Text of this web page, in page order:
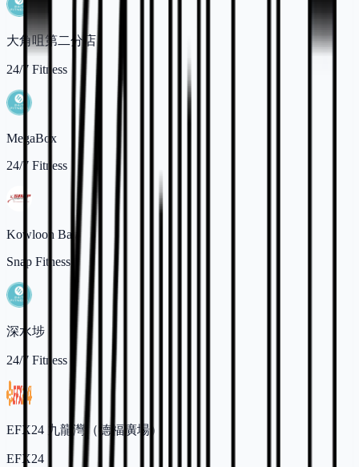
大角咀第二分店
24/7 Fitness
MegaBox
24/7 Fitness
Kowloon Bay
Snap Fitness
深水埗
24/7 Fitness
EFX24 九龍灣（德福廣場）
EFX24